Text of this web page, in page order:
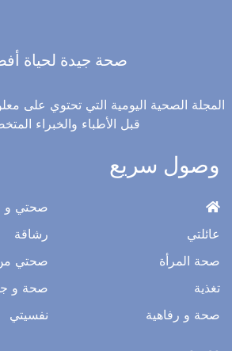
صحة جيدة لحياة
المجلة الصحية اليومية التي تحتوي على
قبل الأطباء والخبراء
وصول سريع
عائلتي
صحة المرأة
تغذية
صحة و رفاهية
صحتي و
رشاقة
صحتي
صحة و
نفسيتي